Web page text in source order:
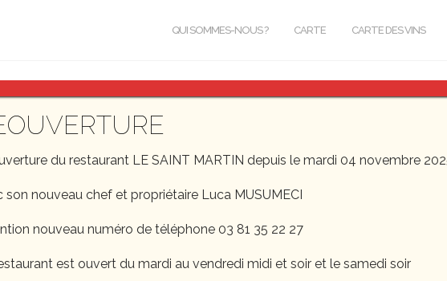
QUI SOMMES-NOUS ? CARTE CARTE DES VINS
.
a « continue reading » button of some sort.
du restaurant LE SAINT MARTIN depuis le mardi 04 novembre
son nouveau chef et propriétaire Luca MUSUMECI
nouveau numéro de téléphone 03 81 35 22 27
est ouvert du mardi au vendredi midi et soir et le samedi soir